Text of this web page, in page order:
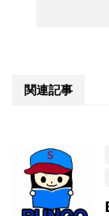
関連記事